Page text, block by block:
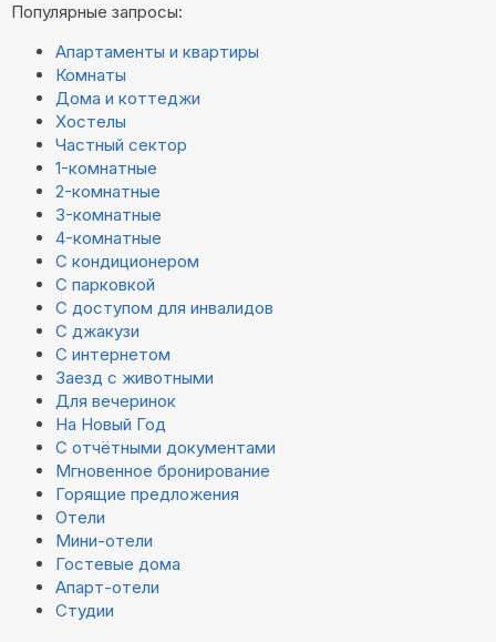
Популярные запросы:
Апартаменты и квартиры
Комнаты
Дома и коттеджи
Хостелы
Частный сектор
1-комнатные
2-комнатные
3-комнатные
4-комнатные
С кондиционером
С парковкой
С доступом для инвалидов
С джакузи
С интернетом
Заезд с животными
Для вечеринок
На Новый Год
С отчётными документами
Мгновенное бронирование
Горящие предложения
Отели
Мини-отели
Гостевые дома
Апарт-отели
Студии